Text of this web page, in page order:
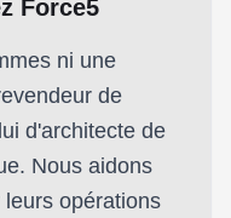
Force5
ni une
de
d'architecte de
Nous aidons
leurs opérations